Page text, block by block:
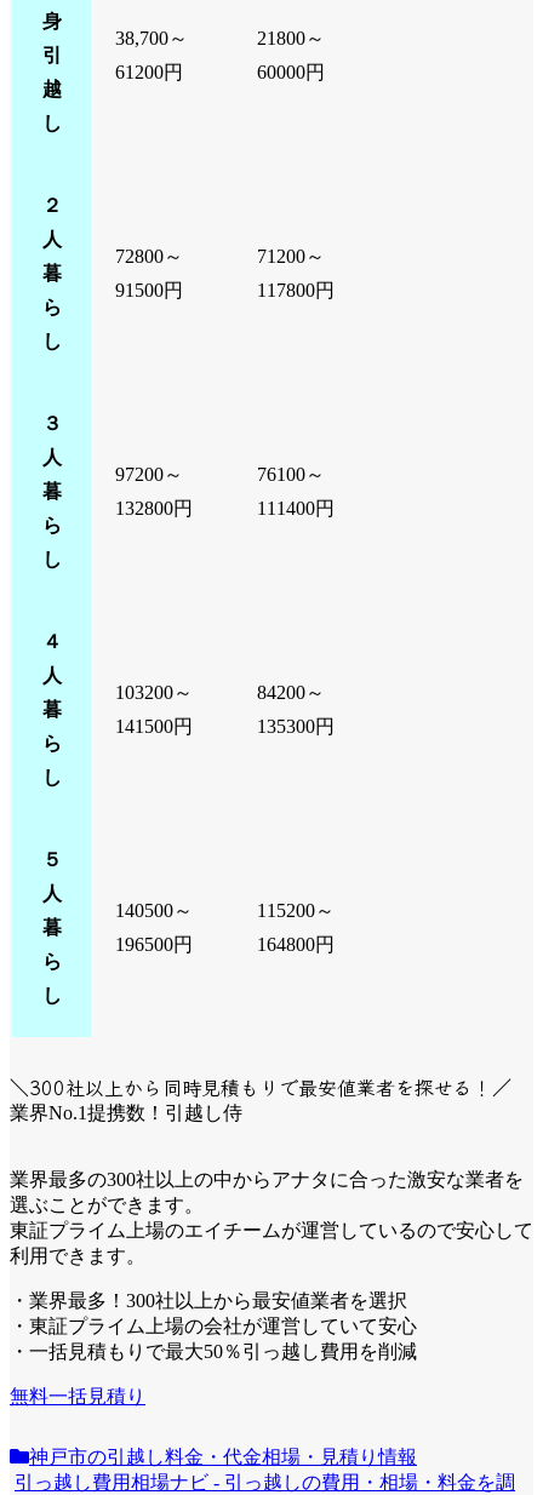
身
引
越
し
38,700～
61200円
21800～
60000円
２
人
暮
ら
し
72800～
91500円
71200～
117800円
３
人
暮
ら
し
97200～
132800円
76100～
111400円
４
人
暮
ら
し
103200～
141500円
84200～
135300円
５
人
暮
ら
し
140500～
196500円
115200～
164800円
＼300社以上から同時見積もりで最安値業者を探せる！／
業界No.1提携数！引越し侍
業界最多の300社以上の中からアナタに合った激安な業者を
選ぶことができます。
東証プライム上場のエイチームが運営しているので安心して
利用できます。
・業界最多！300社以上から最安値業者を選択
・東証プライム上場の会社が運営していて安心
・一括見積もりで最大50％引っ越し費用を削減
無料一括見積り
神戸市の引越し料金・代金相場・見積り情報
引っ越し費用相場ナビ - 引っ越しの費用・相場・料金を調